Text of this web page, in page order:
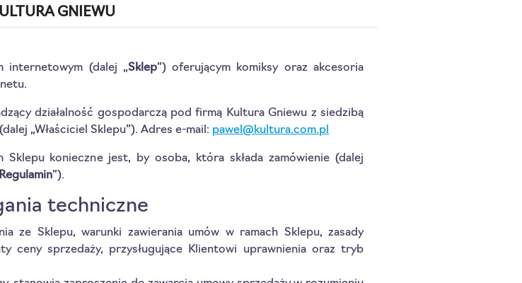
GNIEWU
internetowym (dalej „Sklep”) oferującym komiksy oraz akcesoria
działalność gospodarczą pod firmą Kultura Gniewu z siedzibą
„Właściciel Sklepu”). Adres e-mail: pawel@kultura.com.pl
konieczne jest, by osoba, która składa zamówienie (dalej
Regulamin”).
techniczne
ze Sklepu, warunki zawierania umów w ramach Sklepu, zasady
ceny sprzedaży, przysługujące Klientowi uprawnienia oraz tryb